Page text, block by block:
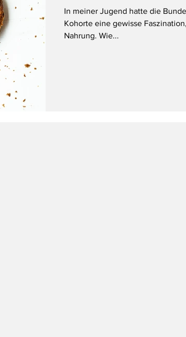
In meiner Jugend hatte die
Kohorte eine gewisse
Nahrung. Wie...